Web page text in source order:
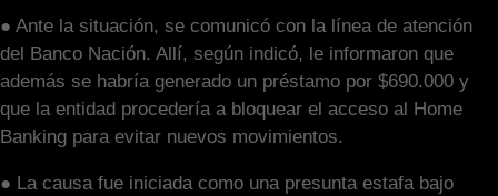
● Ante la situación, se comunicó con la línea de atención
del Banco Nación. Allí, según indicó, le informaron que
además se habría generado un préstamo por $690.000 y
que la entidad procedería a bloquear el acceso al Home
Banking para evitar nuevos movimientos.
● La causa fue iniciada como una presunta estafa bajo